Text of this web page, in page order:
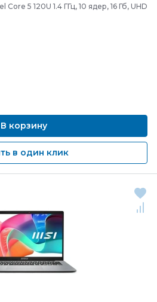
Core 5 120U 1.4 ГГц, 10 ядер, 16 Гб, UHD
В корзину
в один клик